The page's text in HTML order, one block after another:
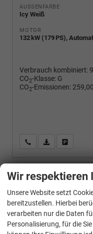
AUSSENFARBE
Icy Weiß
MOTOR
132 kW (179 PS),
Verbrauch kombiniert:
CO2-Klasse: G
CO2-Emissionen:
Wir rufen Sie an
PDF-
Fiat Ducato
Maxi 35 AT8
Wir respektieren
Unsere Website setzt
bereitzustellen. Hierbei
verarbeiten nur die Daten
Personalisierung, für die